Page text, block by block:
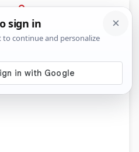
PRIJAVA
Life&style Video Express